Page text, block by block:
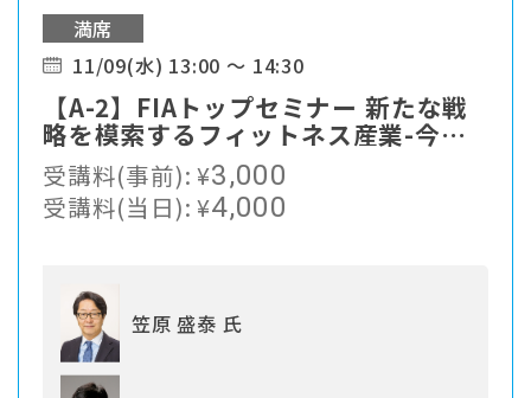
満席
11/09(水) 13:00 ～ 14:30
【A-2】FIAトップセミナー 新たな戦
略を模索するフィットネス産業-今後
の成長市場は地方、地方クラブの戦略
を知る特別セッション
受講料(事前):¥3,000
受講料(当日):¥4,000
笠原 盛泰 氏